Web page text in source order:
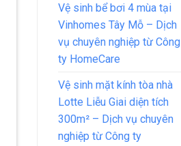
Vệ sinh bể bơi 4 mùa tại
Vinhomes Tây Mỗ – Dịch
vụ chuyên nghiệp từ Công
ty HomeCare
Vệ sinh mặt kính tòa nhà
Lotte Liễu Giai diện tích
300m² – Dịch vụ chuyên
nghiệp từ Công ty